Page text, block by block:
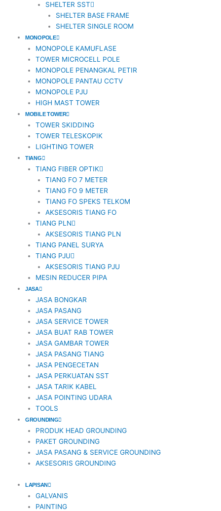
SHELTER SST
SHELTER BASE FRAME
SHELTER SINGLE ROOM
MONOPOLE
MONOPOLE KAMUFLASE
TOWER MICROCELL POLE
MONOPOLE PENANGKAL PETIR
MONOPOLE PANTAU CCTV
MONOPOLE PJU
HIGH MAST TOWER
MOBILE TOWER
TOWER SKIDDING
TOWER TELESKOPIK
LIGHTING TOWER
TIANG
TIANG FIBER OPTIK
TIANG FO 7 METER
TIANG FO 9 METER
TIANG FO SPEKS TELKOM
AKSESORIS TIANG FO
TIANG PLN
AKSESORIS TIANG PLN
TIANG PANEL SURYA
TIANG PJU
AKSESORIS TIANG PJU
MESIN REDUCER PIPA
JASA
JASA BONGKAR
JASA PASANG
JASA SERVICE TOWER
JASA BUAT RAB TOWER
JASA GAMBAR TOWER
JASA PASANG TIANG
JASA PENGECETAN
JASA PERKUATAN SST
JASA TARIK KABEL
JASA POINTING UDARA
TOOLS
GROUNDING
PRODUK HEAD GROUNDING
PAKET GROUNDING
JASA PASANG & SERVICE GROUNDING
AKSESORIS GROUNDING
LAPISAN
GALVANIS
PAINTING